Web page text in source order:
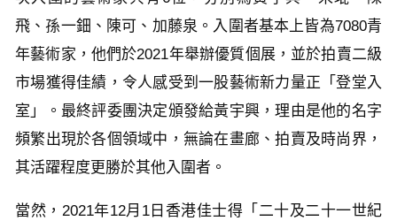
飛、孫一鈿、陳可、加藤泉。入圍者基本上皆為7080青
年藝術家，他們於2021年舉辦優質個展，並於拍賣二級
市場獲得佳績，令人感受到一股藝術新力量正「登堂入
室」。最終評委團決定頒發給黃宇興，理由是他的名字
頻繁出現於各個領域中，無論在畫廊、拍賣及時尚界，
其活躍程度更勝於其他入圍者。
當然，2021年12月1日香港佳士得「二十及二十一世紀